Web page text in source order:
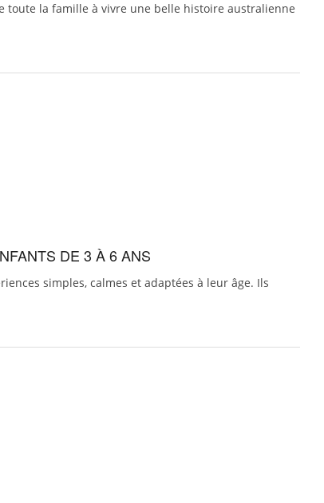
toute la famille à vivre une belle histoire australienne
DE 3 À 6 ANS
simples, calmes et adaptées à leur âge. Ils